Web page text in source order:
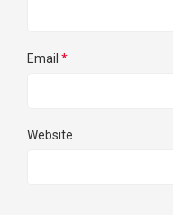
Email *
Website